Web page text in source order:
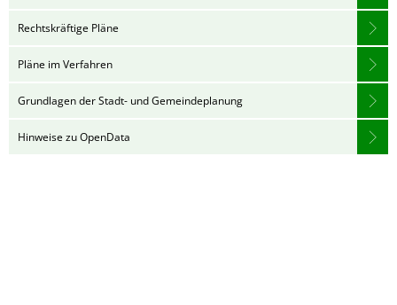
Rechtskräftige Pläne
Pläne im Verfahren
Grundlagen der Stadt- und Gemeindeplanung
Hinweise zu OpenData